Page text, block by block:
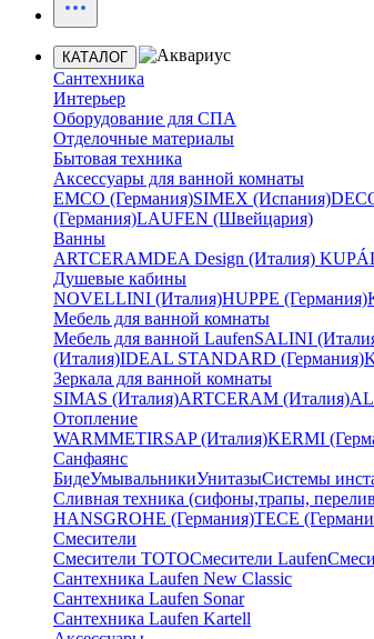
КАТАЛОГ
Сантехника
Интерьер
Оборудование для СПА
Отделочные материалы
Бытовая техника
Аксессуары для ванной комнаты
EMCO (Германия)SIMEX (Испания)
(Германия)LAUFEN (Швейцария)
Ванны
ARTCERAMDEA Design (Италия)
Душевые кабины
NOVELLINI (Италия)HUPPE (Германия)
Мебель для ванной комнаты
Мебель для ванной LaufenSALINI
(Италия)IDEAL STANDARD (Германия)
Зеркала для ванной комнаты
SIMAS (Италия)ARTCERAM (Италия)
Отопление
WARMMETIRSAP (Италия)KERMI
Санфаянс
БидеУмывальникиУнитазыСистемы
Сливная техника (сифоны,трапы,
HANSGROHE (Германия)TECE
Смесители
Смесители TOTOСмесители Laufen
Сантехника Laufen New Classic
Сантехника Laufen Sonar
Сантехника Laufen Kartell